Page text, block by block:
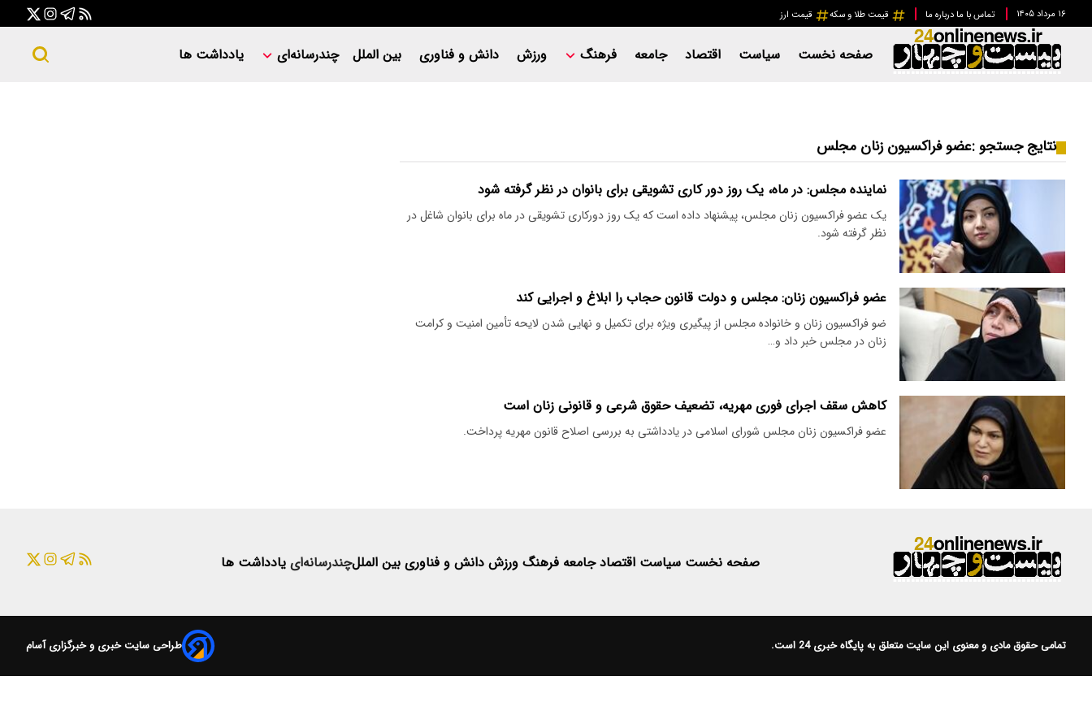
۱۶ مرداد ۱۴۰۵ تماس با ما درباره ما قیمت طلا و سکه قیمت ارز
صفحه نخست سیاست اقتصاد جامعه فرهنگ ورزش دانش و فناوری بین الملل چندرسانه‌ای یادداشت ها
نتایج جستجو :عضو فراکسیون زنان مجلس
نماینده مجلس: در ماه، یک روز دور کاری تشویقی برای بانوان در نظر گرفته شود
یک عضو فراکسیون زنان مجلس، پیشنهاد داده است که یک روز دورکاری تشویقی در ماه برای بانوان شاغل در
نظر گرفته شود.
عضو فراکسیون زنان: مجلس و دولت قانون حجاب را ابلاغ و اجرایی کند
ضو فراکسیون زنان و خانواده مجلس از پیگیری ویژه برای تکمیل و نهایی شدن لایحه تأمین امنیت و کرامت
زنان در مجلس خبر داد و…
کاهش سقف اجرای فوری مهریه، تضعیف حقوق شرعی و قانونی زنان است
عضو فراکسیون زنان مجلس شورای اسلامی در یادداشتی به بررسی اصلاح قانون مهریه پرداخت.
صفحه نخست سیاست اقتصادجامعه فرهنگ ورزش دانش و فناوری بین المللچندرسانه‌ای یادداشت ها
تمامی حقوق مادی و معنوی این سایت متعلق به پایگاه خبری 24 است. طراحی سایت خبری و خبرگزاری آسام